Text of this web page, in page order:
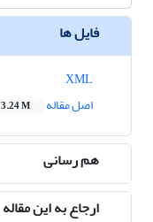
فایل ها
اصل مقاله
3.24 M
هم رسانی
ارجاع به این مقاله